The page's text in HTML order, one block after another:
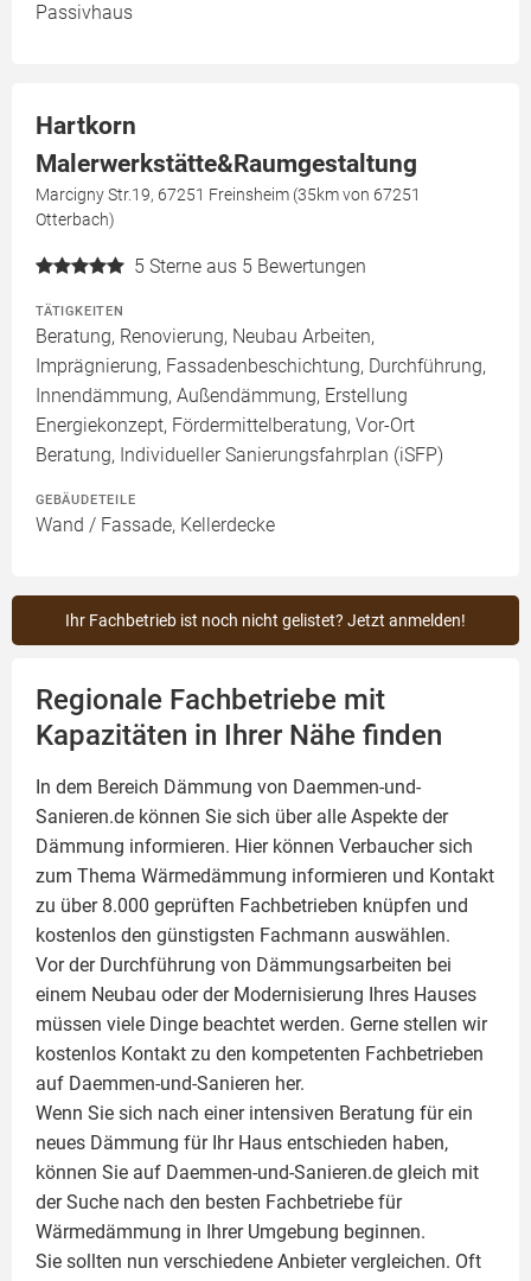
Passivhaus
Hartkorn
Malerwerkstätte&Raumgestaltung
Marcigny Str.19, 67251 Freinsheim (35km von 67251
Otterbach)
5 Sterne aus 5 Bewertungen
TÄTIGKEITEN
Beratung, Renovierung, Neubau Arbeiten,
Imprägnierung, Fassadenbeschichtung, Durchführung,
Innendämmung, Außendämmung, Erstellung
Energiekonzept, Fördermittelberatung, Vor-Ort
Beratung, Individueller Sanierungsfahrplan (iSFP)
GEBÄUDETEILE
Wand / Fassade, Kellerdecke
Ihr Fachbetrieb ist noch nicht gelistet? Jetzt anmelden!
Regionale Fachbetriebe mit
Kapazitäten in Ihrer Nähe finden
In dem Bereich Dämmung von Daemmen-und-
Sanieren.de können Sie sich über alle Aspekte der
Dämmung informieren. Hier können Verbaucher sich
zum Thema Wärmedämmung informieren und Kontakt
zu über 8.000 geprüften Fachbetrieben knüpfen und
kostenlos den günstigsten Fachmann auswählen.
Vor der Durchführung von Dämmungsarbeiten bei
einem Neubau oder der Modernisierung Ihres Hauses
müssen viele Dinge beachtet werden. Gerne stellen wir
kostenlos Kontakt zu den kompetenten Fachbetrieben
auf Daemmen-und-Sanieren her.
Wenn Sie sich nach einer intensiven Beratung für ein
neues Dämmung für Ihr Haus entschieden haben,
können Sie auf Daemmen-und-Sanieren.de gleich mit
der Suche nach den besten Fachbetriebe für
Wärmedämmung in Ihrer Umgebung beginnen.
Sie sollten nun verschiedene Anbieter vergleichen. Oft